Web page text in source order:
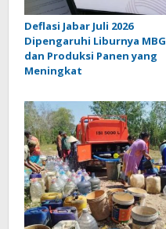
Deflasi Jabar Juli 2026
Dipengaruhi Liburnya MBG
dan Produksi Panen yang
Meningkat